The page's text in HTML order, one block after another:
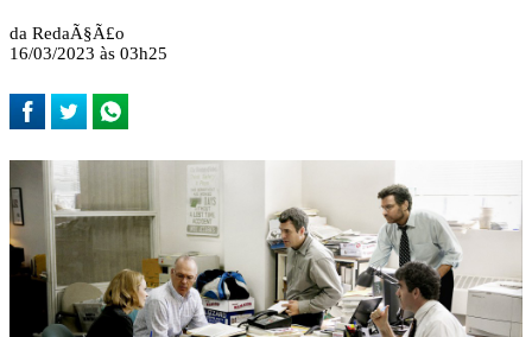
da RedaÃ§Ã£o
16/03/2023 às 03h25